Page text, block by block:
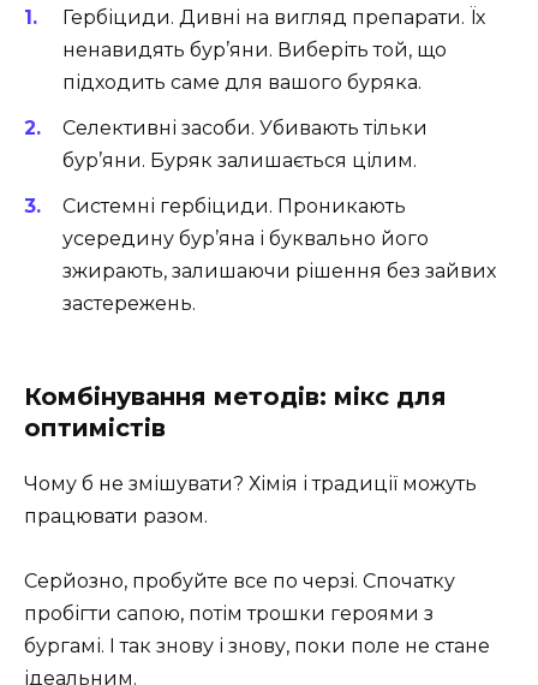
Гербіциди. Дивні на вигляд препарати. Їх
ненавидять бур’яни. Виберіть той, що
підходить саме для вашого буряка.
Селективні засоби. Убивають тільки
бур’яни. Буряк залишається цілим.
Системні гербіциди. Проникають
усередину бур’яна і буквально його
зжирають, залишаючи рішення без зайвих
застережень.
Комбінування методів: мікс для
оптимістів
Чому б не змішувати? Хімія і традиції можуть
працювати разом.
Серйозно, пробуйте все по черзі. Спочатку
пробігти сапою, потім трошки героями з
бургамі. І так знову і знову, поки поле не стане
ідеальним.